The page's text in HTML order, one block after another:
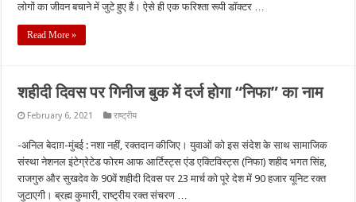
लोगों का जीवन बचाने में जुटे हुए हैं। ऐसे ही एक फरिश्ता रूपी डॉक्टर …
Read More »
शहीदी दिवस पर गिनीज बुक में दर्ज होगा “निफा” का नाम
February 6, 2021 राष्ट्रीय
-अनिल बेदाग़-मुंबई : नशा नहीं, रक्तदान कीजिए। युवाओं को इस संदेश के साथ सामाजिक
संस्था नेशनल इंटेग्रेटेड फोरम आफ आर्टिस्ट्स एंड एक्टिविस्ट्स (निफा) शहीद भगत सिंह,
राजगुरु और सुखदेव के 90वें शहीदी दिवस पर 23 मार्च को पूरे देश में 90 हजार यूनिट रक्त
जुटाएगी। ब्रह्म कुमारी, राष्ट्रीय रक्त संचरण …